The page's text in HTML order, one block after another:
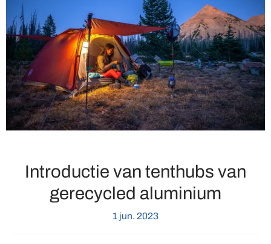
Introductie van tenthubs van
gerecycled aluminium
1 jun. 2023